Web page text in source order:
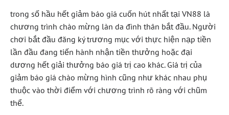
trong số hầu hết giảm báo giá cuốn hút nhất tại VN88 là
chương trình chào mừng làn da đình thân bắt đầu. Người
chơi bắt đầu đăng ký trương mục với thực hiện nạp tiền
lần đầu đang tiến hành nhận tiền thưởng hoặc đại
dương hết giải thưởng báo giá trị cao khác. Giá trị của
giảm báo giá chào mừng hình cũng như khác nhau phụ
thuộc vào thời điểm với chương trình rõ ràng với chũm
thể.